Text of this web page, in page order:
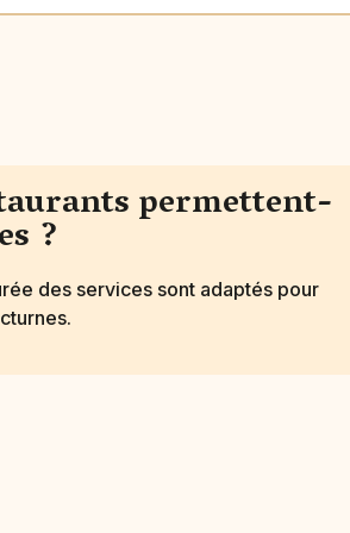
permettent-
?
des services sont adaptés pour